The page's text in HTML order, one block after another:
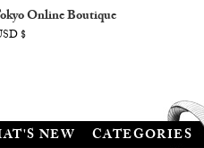
NEW CATEGORIES
Online Boutique
$